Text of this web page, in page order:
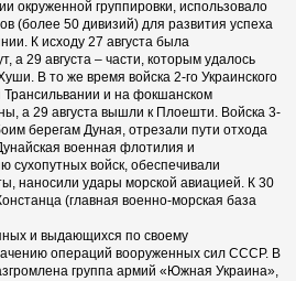
окруженной группировки, использовало
(более 50 дивизий) для развития успеха
К исходу 27 августа была
а 29 августа – части, которым удалось
В то же время войска 2-го Украинского
и на фокшанском
а 29 августа вышли к Плоешти. Войска 3-
берегам Дуная, отрезали пути отхода
военная флотилия и
сухопутных войск, обеспечивали
наносили удары морской авиацией. К 30
(главная военно-морская база
и выдающихся по своему
операций вооруженных сил СССР. В
группа армий «Южная Украина»,